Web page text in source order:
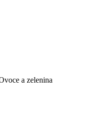
a zelenina